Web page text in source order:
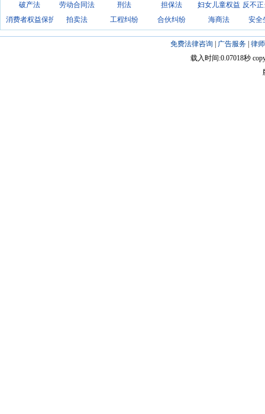
破产法 劳动合同法 刑法 担保法 妇女儿童权益 反不
消费者权益保护法
拍卖法 工程纠纷 合伙纠纷 海商法 安全
免费法律咨询 广告服务| 律
载入时间:0.07018秒